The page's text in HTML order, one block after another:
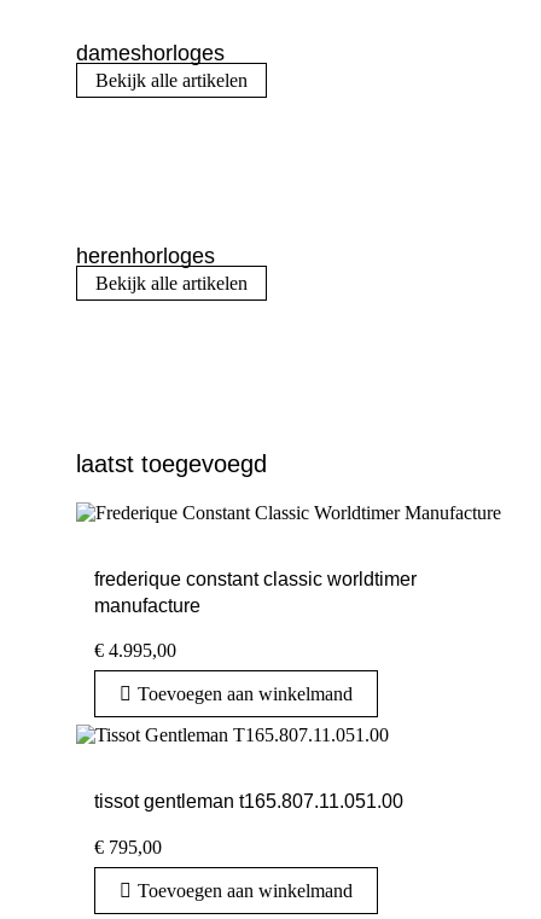
dameshorloges
Bekijk alle artikelen
herenhorloges
Bekijk alle artikelen
laatst toegevoegd
frederique constant classic worldtimer
manufacture
€ 4.995,00
Toevoegen aan winkelmand
tissot gentleman t165.807.11.051.00
€ 795,00
Toevoegen aan winkelmand